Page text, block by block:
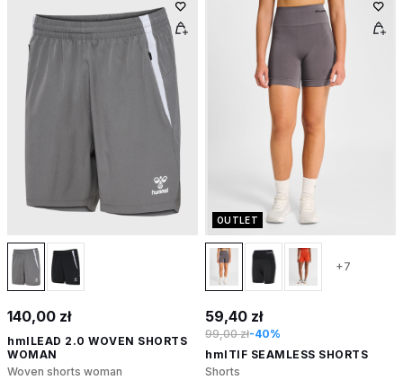
140,00 zł
hmlLEAD 2.0 WOVEN SHORTS
WOMAN
Woven shorts woman
OUTLET
+7
59,40 zł
99,00 zł-40%
hmlTIF SEAMLESS SHORTS
Shorts